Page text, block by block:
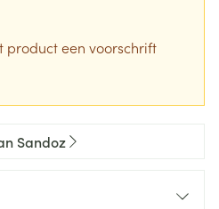
product een voorschrift
Sandoz